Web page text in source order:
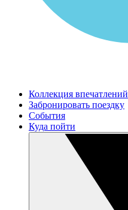
Коллекция впечатлений
Забронировать поездку
События
Куда пойти